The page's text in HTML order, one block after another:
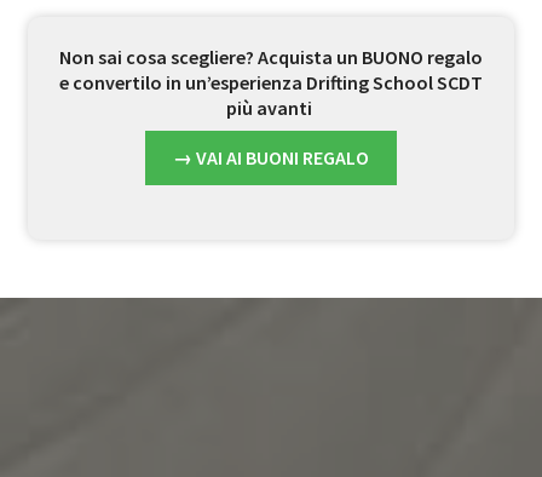
Non sai cosa scegliere? Acquista un BUONO regalo
e convertilo in un’esperienza Drifting School SCDT
più avanti
→ VAI AI BUONI REGALO